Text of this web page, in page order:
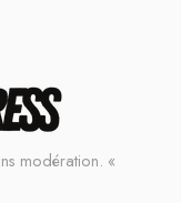
modération. «